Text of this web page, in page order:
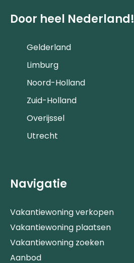
Door heel Nederland!
Gelderland
Limburg
Noord-Holland
Zuid-Holland
Overijssel
Utrecht
Navigatie
Vakantiewoning verkopen
Vakantiewoning plaatsen
Vakantiewoning zoeken
Aanbod